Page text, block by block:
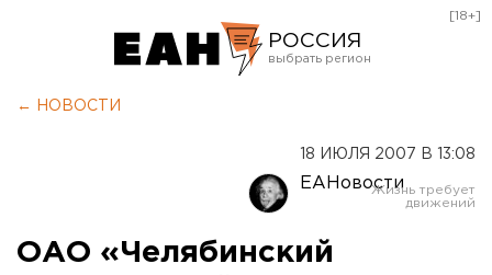
РОССИЯ
Оренбург
[18+]
← НОВОСТИ
18 ИЮЛЯ 2007 В 13:08
ЕАНовости
ОАО «Челябинский